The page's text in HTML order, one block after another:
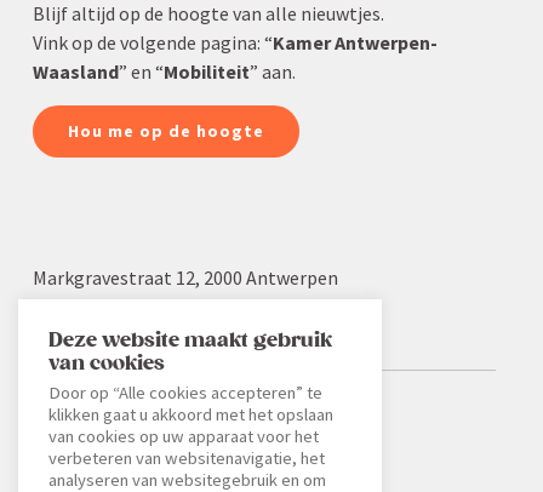
Blijf altijd op de hoogte van alle nieuwtjes.
Vink op de volgende pagina: “Kamer Antwerpen-
Waasland” en “Mobiliteit” aan.
Hou me op de hoogte
Markgra­vestraat 12, 2000 Antwerpen
03 232 22 19
info.aw@voka.be
Kleine Laan 28, 9100 Sint-Niklaas
03 776 34 64
Deze website maakt gebruik
van cookies
Door op “Alle cookies accepteren” te
klikken gaat u akkoord met het opslaan
van cookies op uw apparaat voor het
verbeteren van websitenavigatie, het
analyseren van websitegebruik en om